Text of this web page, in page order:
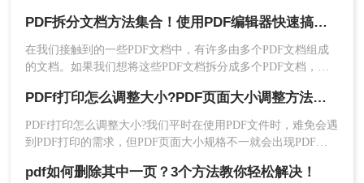
4.点击文件夹图标选择拆分文档存储位置，最后点
击“确定”选项完成PDF文档拆分操作。
PDF编辑器拆分PDF文档的步骤吧！
PDF拆分文档方法集合！使用PDF编辑器快速搞定！
在我们接触到的一些PDF文档中，有许多由多个PDF文档组成
的文档。如果我们想将这些PDF文档拆分成多个PDF文档，我
PDF编辑器拆分PDF文档的步骤吧！
PDFf打印怎么调整大小?PDF页面大小调整方法集合！
PDFf打印怎么调整大小?我们平时在使用PDF文件时，难免会遇
到PDF打印的需求，但PDF页面大小规格不一就会出现PDF打
调整方法，帮助大家解决PDF打印中页面大小的问题。
pdf如何删除其中一页？3个方法教你轻松解决！